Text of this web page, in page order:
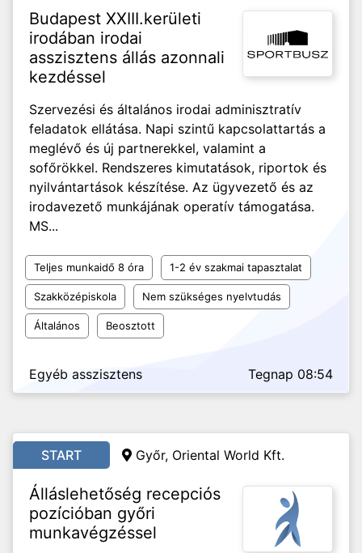
Budapest XXIII.kerületi
irodában irodai
asszisztens állás azonnali
kezdéssel
Szervezési és általános irodai adminisztratív
feladatok ellátása. Napi szintű kapcsolattartás a
meglévő és új partnerekkel, valamint a
sofőrökkel. Rendszeres kimutatások, riportok és
nyilvántartások készítése. Az ügyvezető és az
irodavezető munkájának operatív támogatása.
MS...
Teljes munkaidő 8 óra 1-2 év szakmai tapasztalat
Szakközépiskola Nem szükséges nyelvtudás
Általános Beosztott
Egyéb asszisztens Tegnap 08:54
START Győr, Oriental World Kft.
Álláslehetőség recepciós
pozícióban győri
munkavégzéssel